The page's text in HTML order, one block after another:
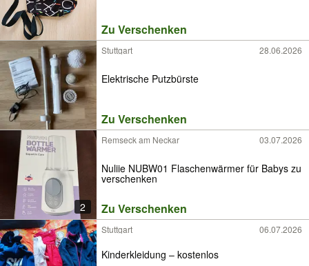
Zu Verschenken
Stuttgart 28.06.2026
Elektrische Putzbürste
Zu Verschenken
2
Remseck am Neckar 03.07.2026
Nuliie NUBW01 Flaschenwärmer für Babys zu
verschenken
Zu Verschenken
Stuttgart 06.07.2026
Kinderkleidung – kostenlos